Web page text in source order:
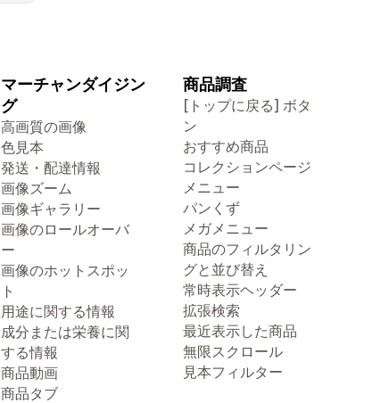
マーチャンダイジン
グ
高画質の画像
色見本
発送・配達情報
画像ズーム
画像ギャラリー
画像のロールオーバ
ー
画像のホットスポッ
ト
用途に関する情報
成分または栄養に関
する情報
商品動画
商品タブ
商品調査
[トップに戻る] ボタ
ン
おすすめ商品
コレクションページ
メニュー
パンくず
メガメニュー
商品のフィルタリン
グと並び替え
常時表示ヘッダー
拡張検索
最近表示した商品
無限スクロール
見本フィルター